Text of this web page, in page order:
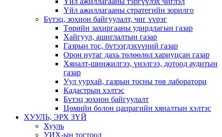
Үйл ажиллагааны стратегийн зорилго
Бүтэц, зохион байгуулалт, чиг үүрэг
Төрийн захиргааны удирдлагын газар
Хайгуул, ашиглалтын газар
Газрын тос, бүтээгдэхүүний газар
Орон нутаг дахь төлөөлөл хариуцсан газар
Хяналт-шинжилгээ, үнэлгээ, дотоод аудитын
газар
Уул уурхай, газрын тосны төв лаборатори
Кадастрын хэлтэс
Бүтэц зохион байгуулалт
Цөмийн болон цацрагийн хяналтын хэлтэс
ХУУЛЬ, ЭРХ ЗҮЙ
Хууль
УИХ-ын тогтоол